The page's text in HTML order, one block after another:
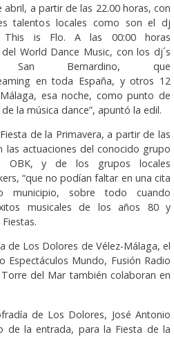
abril, a partir de las 22.00 horas, con
talentos locales como son el dj
is Flo. A las 00:00 horas
World Dance Music, con los dj´s
Bernardino, que
en toda España, y otros 12
esa noche, como punto de
la música dance”, apuntó la edil.
de la Primavera, a partir de las
las actuaciones del conocido grupo
OBK, y de los grupos locales
“que no podían faltar en una cita
municipio, sobre todo cuando
musicales de los años 80 y
de Los Dolores de Vélez-Málaga, el
Espectáculos Mundo, Fusión Radio
del Mar también colaboran en
de Los Dolores, José Antonio
de la entrada, para la Fiesta de la